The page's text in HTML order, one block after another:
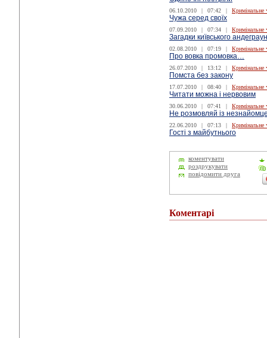
06.10.2010 | 07:42 | Кримінальне
Чужа серед своїх
07.09.2010 | 07:34 | Кримінальне
Загадки київського
02.08.2010 | 07:19 | Кримінальне
Про вовка промовка…
26.07.2010 | 13:12 | Кримінальне
Помста без закону
17.07.2010 | 08:40 | Кримінальне
Читати можна і нервовим
30.06.2010 | 07:41 | Кримінальне
Не розмовляй із
22.06.2010 | 07:13 | Кримінальне
Гості з майбутнього
коментувати
роздрукувати
повідомити друга
Коментарі